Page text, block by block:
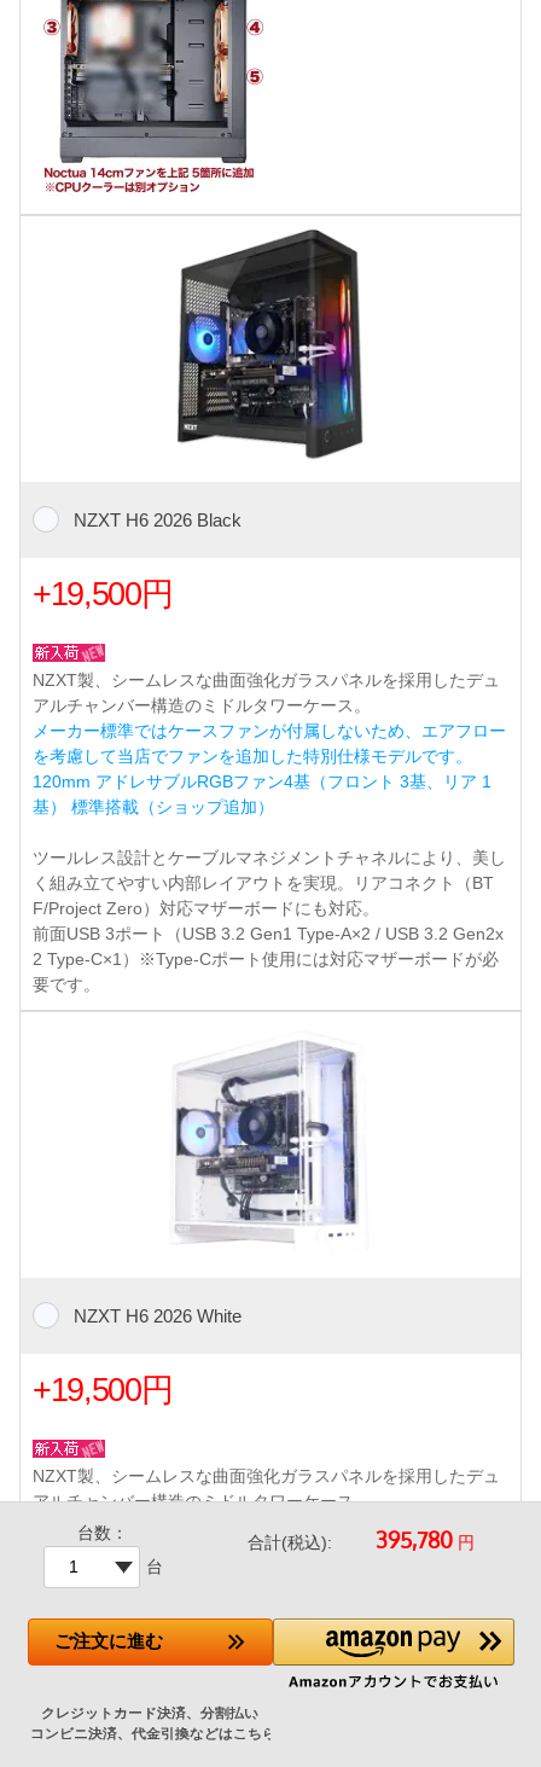
NZXT H6 2026 Black
+19,500円
NZXT製、シームレスな曲面強化ガラスパネルを採用したデュ
アルチャンバー構造のミドルタワーケース。
メーカー標準ではケースファンが付属しないため、エアフロー
を考慮して当店でファンを追加した特別仕様モデルです。
120mm アドレサブルRGBファン4基（フロント 3基、リア 1
基） 標準搭載（ショップ追加）
ツールレス設計とケーブルマネジメントチャネルにより、美し
く組み立てやすい内部レイアウトを実現。リアコネクト（BT
F/Project Zero）対応マザーボードにも対応。
前面USB 3ポート（USB 3.2 Gen1 Type-A×2 / USB 3.2 Gen2x
2 Type-C×1）※Type-Cポート使用には対応マザーボードが必
要です。
NZXT H6 2026 White
+19,500円
NZXT製、シームレスな曲面強化ガラスパネルを採用したデュ
アルチャンバー構造のミドルタワーケース。
メーカー標準ではケースファンが付属しないため、エアフロー
を考慮して当店でファンを追加した特別仕様モデルです。
120mm アドレサブルRGBファン4基（フロント 3基、リア 1
ツールレス設計とケーブルマネジメントチャネルにより、美し
く組み立てやすい内部レイアウトを実現。リアコネクト（BT
F/Project Zero）対応マザーボードにも対応。
前面USB 3ポート（USB 3.2 Gen1 Type-A×2 / USB 3.2 Gen2x
台数：
台
合計(税込): 円
ご注文に進む